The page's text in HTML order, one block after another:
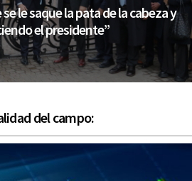
le saque la pata de la cabeza y
el presidente”
del campo: